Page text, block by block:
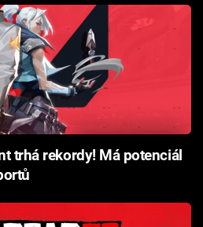
trhá rekordy! Má potenciál